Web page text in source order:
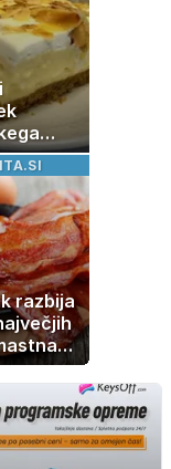
sladic
ki se
razbija
zaradi
temveč
ki
vsi